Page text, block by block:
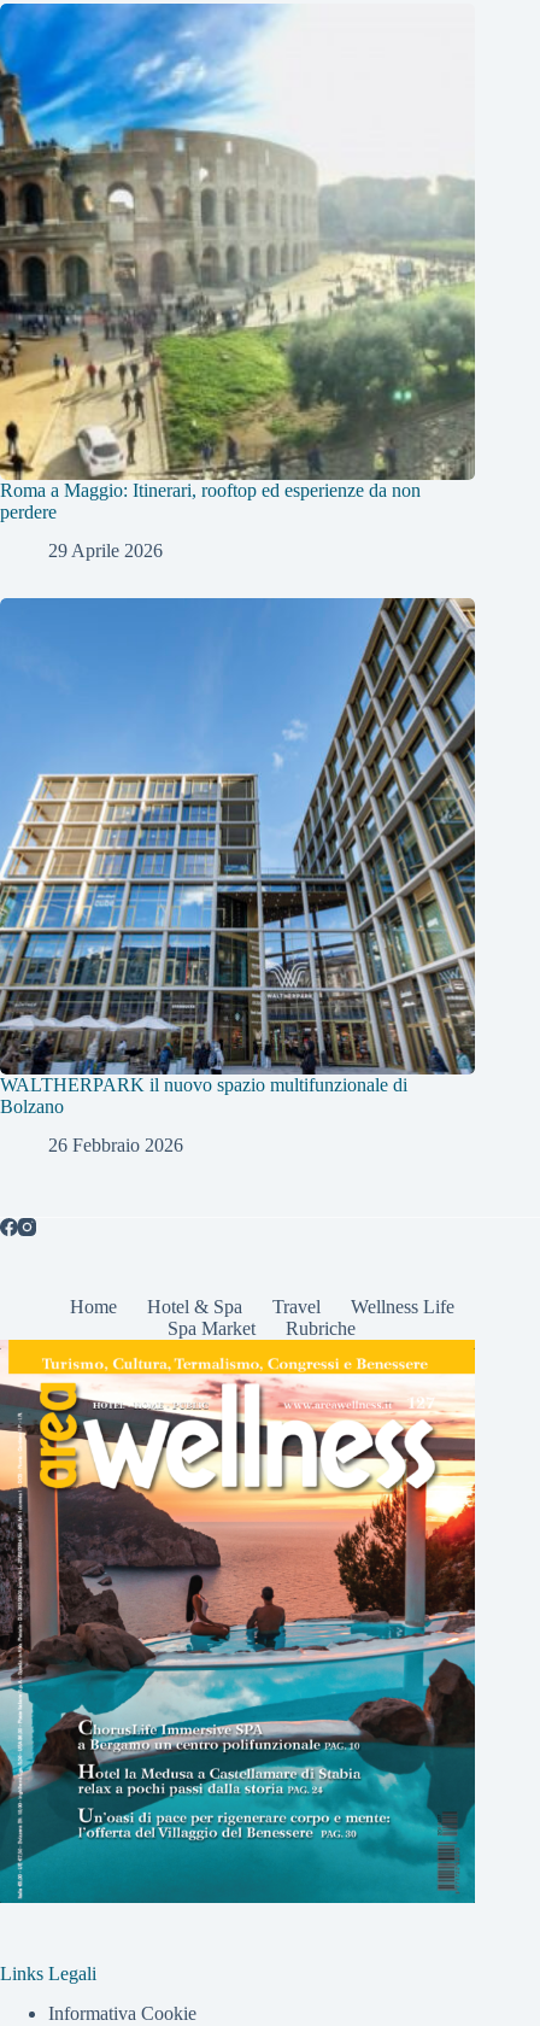
Roma a Maggio: Itinerari, rooftop ed esperienze da non
perdere
29 Aprile 2026
WALTHERPARK il nuovo spazio multifunzionale di
Bolzano
26 Febbraio 2026
Home Hotel & Spa Travel
Wellness Life
Spa Market
Rubriche
Links Legali
Informativa Cookie